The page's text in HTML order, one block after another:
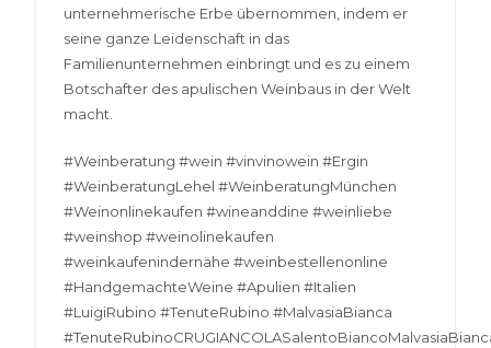
unternehmerische Erbe übernommen, indem er
seine ganze Leidenschaft in das
Familienunternehmen einbringt und es zu einem
Botschafter des apulischen Weinbaus in der Welt
macht.
#Weinberatung #wein #vinvinowein #Ergin
#WeinberatungLehel #WeinberatungMünchen
#Weinonlinekaufen #wineanddine #weinliebe
#weinshop #weinolinekaufen
#weinkaufenindernähe #weinbestellenonline
#HandgemachteWeine #Apulien #Italien
#LuigiRubino #TenuteRubino #MalvasiaBianca